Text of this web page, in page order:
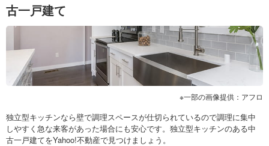
古一戸建て
一部の画像提供：アフロ
独立型キッチンなら壁で調理スペースが仕切られているので調理に集中
しやすく急な来客があった場合にも安心です。独立型キッチンのある中
古一戸建てをYahoo!不動産で見つけましょう。